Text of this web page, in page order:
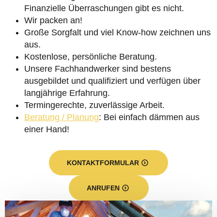
Finanzielle Überraschungen gibt es nicht.
Wir packen an!
Große Sorgfalt und viel Know-how zeichnen uns
aus.
Kostenlose, persönliche Beratung.
Unsere Fachhandwerker sind bestens
ausgebildet und qualifiziert und verfügen über
langjährige Erfahrung.
Termingerechte, zuverlässige Arbeit.
Beratung / Planung: Bei einfach dämmen aus
einer Hand!
KONTAKTFORMULAR
ANRUFEN